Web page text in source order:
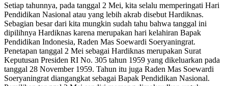
Setiap tahunnya, pada tanggal 2 Mei, kita selalu memperingati Hari
Pendidikan Nasional atau yang lebih akrab disebut Hardiknas.
Sebagian besar dari kita mungkin sudah tahu bahwa tanggal ini
dipilihnya Hardiknas karena merupakan hari kelahiran Bapak
Pendidikan Indonesia, Raden Mas Soewardi Soeryaningrat.
Penetapan tanggal 2 Mei sebagai Hardiknas merupakan Surat
Keputusan Presiden RI No. 305 tahun 1959 yang dikeluarkan pada
tanggal 28 November 1959. Tahun itu juga Raden Mas Soewardi
Soeryaningrat diangangkat sebagai Bapak Pendidikan Nasional.